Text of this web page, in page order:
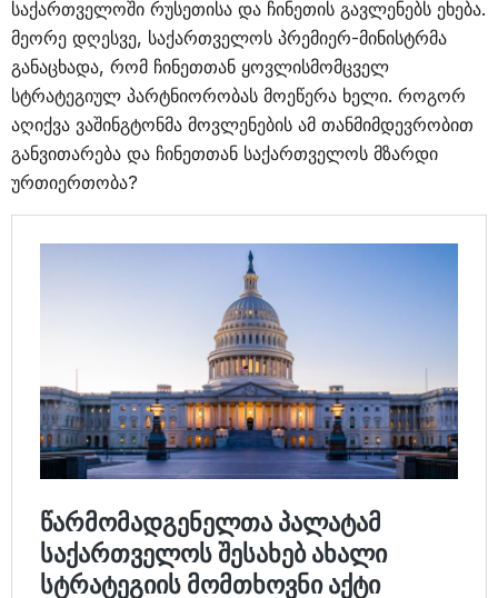
საქართველოში რუსეთისა და ჩინეთის გავლენებს ეხება.
მეორე დღესვე, საქართველოს პრემიერ-მინისტრმა
განაცხადა, რომ ჩინეთთან ყოვლისმომცველ
სტრატეგიულ პარტნიორობას მოეწერა ხელი. როგორ
აღიქვა ვაშინგტონმა მოვლენების ამ თანმიმდევრობით
განვითარება და ჩინეთთან საქართველოს მზარდი
ურთიერთობა?